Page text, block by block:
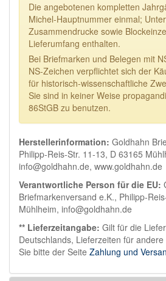
Die angebotenen kompletten
Michel-Hauptnummer einmal;
Zusammendrucke sowie
Lieferumfang enthalten.
Bei Briefmarken und Belegen mit
NS-Zeichen verpflichtet sich der
für historisch-wissenschaftliche
Sie sind in keiner Weise
86StGB zu benutzen.
Herstellerinformation: Goldhahn
Philipp-Reis-Str. 11-13, D 63165
info@goldhahn.de, www.goldhahn.de
Verantwortliche Person für die EU:
Briefmarkenversand e.K., Philipp-
Mühlheim, info@goldhahn.de
** Lieferzeitangabe: Gilt für die
Deutschlands, Lieferzeiten für
Sie bitte der Seite Zahlung und